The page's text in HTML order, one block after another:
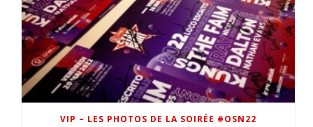
VIP – LES PHOTOS DE LA SOIRÉE #OSN22